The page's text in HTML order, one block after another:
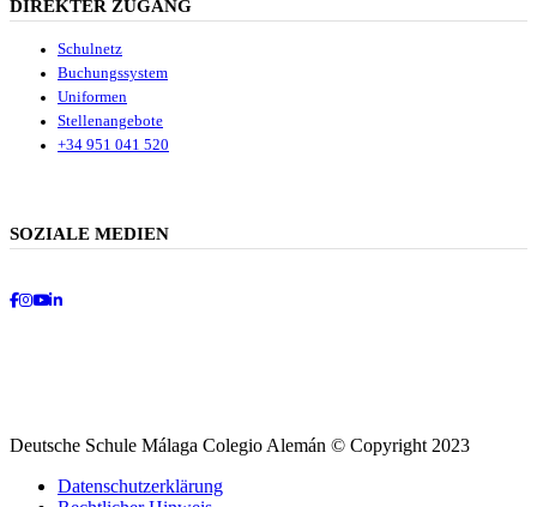
DIREKTER ZUGANG
Schulnetz
Buchungssystem
Uniformen
Stellenangebote
+34 951 041 520
SOZIALE MEDIEN
Deutsche Schule Málaga Colegio Alemán © Copyright 2023
Datenschutzerklärung